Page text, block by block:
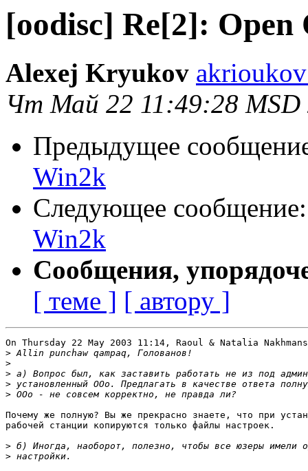
[oodisc] Re[2]:
Alexej Kryukov
Чт Май 22 11:49:28 MSD
Предыдущее
Win2k
Следующее
Win2k
Сообщения,
[ теме ] [ автору ]
On Thursday 22 May 2003 11:14, Raoul & Natalia
>
>
>
>
>
Почему же полную? Вы же прекрасно знаете, что при
рабочей станции копируются только файлы настроек.
>
>